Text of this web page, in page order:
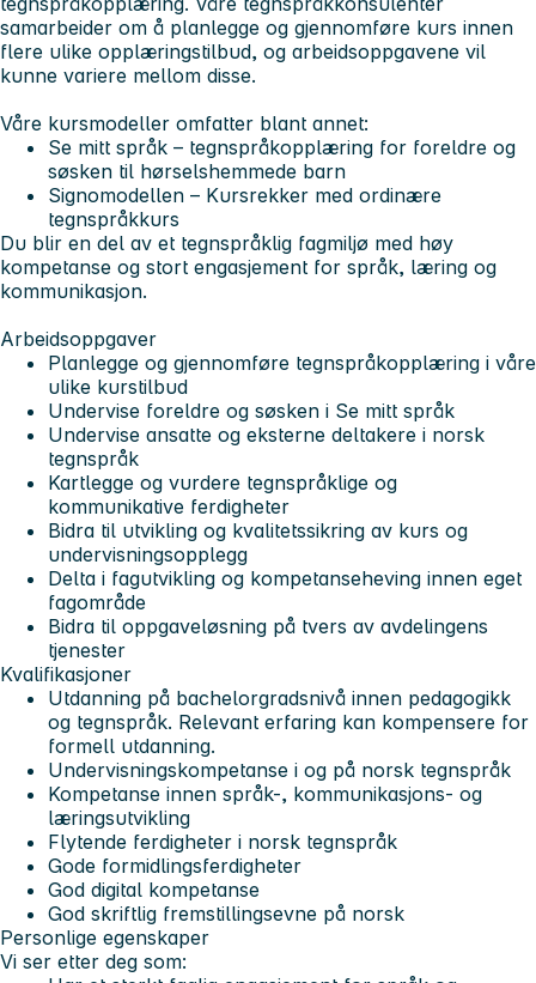
samarbeider om å planlegge og gjennomføre kurs innen
flere ulike opplæringstilbud, og arbeidsoppgavene vil
kunne variere mellom disse.
Våre kursmodeller omfatter blant annet:
Se mitt språk – tegnspråkopplæring for foreldre og
søsken til hørselshemmede barn
Signomodellen – Kursrekker med ordinære
tegnspråkkurs
Du blir en del av et tegnspråklig fagmiljø med høy
kompetanse og stort engasjement for språk, læring og
kommunikasjon.
Arbeidsoppgaver
Planlegge og gjennomføre tegnspråkopplæring i våre
ulike kurstilbud
Undervise foreldre og søsken i Se mitt språk
Undervise ansatte og eksterne deltakere i norsk
tegnspråk
Kartlegge og vurdere tegnspråklige og
kommunikative ferdigheter
Bidra til utvikling og kvalitetssikring av kurs og
undervisningsopplegg
Delta i fagutvikling og kompetanseheving innen eget
fagområde
Bidra til oppgaveløsning på tvers av avdelingens
tjenester
Kvalifikasjoner
Utdanning på bachelorgradsnivå innen pedagogikk
og tegnspråk. Relevant erfaring kan kompensere for
formell utdanning.
Undervisningskompetanse i og på norsk tegnspråk
Kompetanse innen språk-, kommunikasjons- og
læringsutvikling
Flytende ferdigheter i norsk tegnspråk
Gode formidlingsferdigheter
God digital kompetanse
God skriftlig fremstillingsevne på norsk
Personlige egenskaper
Vi ser etter deg som: